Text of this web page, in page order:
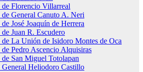
Florencio Villarreal
General Canuto A. Neri
José Joaquín de Herrera
Juan R. Escudero
La Unión de Isidoro Montes de Oca
Pedro Ascencio Alquisiras
San Miguel Totolapan
Heliodoro Castillo